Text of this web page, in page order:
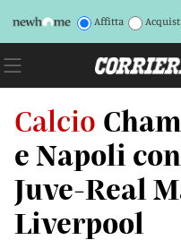
Affitta
Calcio
e Napoli
Juve-Real
Liverpool